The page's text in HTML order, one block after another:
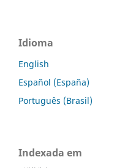
Idioma
English
Español (España)
Português (Brasil)
Indexada em